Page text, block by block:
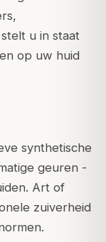
u in staat
op uw huid
synthetische
geuren -
Art of
zuiverheid